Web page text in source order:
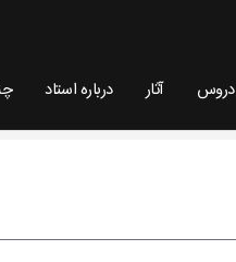
دروس آثار درباره استاد